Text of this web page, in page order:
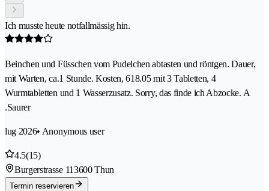
Ich musste heute notfallmässig hin.
Beinchen und Füsschen vom Pudelchen abtasten und röntgen. Dauer,
mit Warten, ca.1 Stunde. Kosten, 618.05 mit 3 Tabletten, 4
Wurmtabletten und 1 Wasserzusatz. Sorry, das finde ich Abzocke. A
.Saurer
lug 2026• Anonymous user
4.5(15)
Burgerstrasse 113600 Thun
Termin reservieren